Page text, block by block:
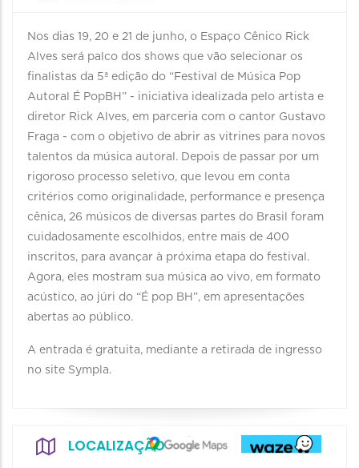
Nos dias 19, 20 e 21 de junho, o Espaço Cênico Rick
Alves será palco dos shows que vão selecionar os
finalistas da 5ª edição do “Festival de Música Pop
Autoral É PopBH” - iniciativa idealizada pelo artista e
diretor Rick Alves, em parceria com o cantor Gustavo
Fraga - com o objetivo de abrir as vitrines para novos
talentos da música autoral. Depois de passar por um
rigoroso processo seletivo, que levou em conta
critérios como originalidade, performance e presença
cênica, 26 músicos de diversas partes do Brasil foram
cuidadosamente escolhidos, entre mais de 400
inscritos, para avançar à próxima etapa do festival.
Agora, eles mostram sua música ao vivo, em formato
acústico, ao júri do “É pop BH”, em apresentações
abertas ao público.
A entrada é gratuita, mediante a retirada de ingresso
no site Sympla.
LOCALIZAÇÃO